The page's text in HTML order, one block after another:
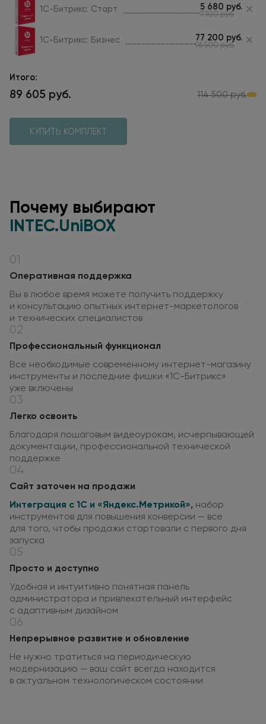
1С-Битрикс: Старт 5 680 руб.
7 100 руб.
1С-Битрикс: Бизнес 77 200 руб.
96 500 руб.
Итого:
89 605 руб. 114 500 руб.
КУПИТЬ КОМПЛЕКТ
Почему выбирают
INTEC.UniBOX
01
Оперативная поддержка
Вы в любое время можете получить поддержку
и консультацию опытных интернет-маркетологов
и технических специалистов
02
Профессиональный функционал
Все необходимые современному интернет-магазину
инструменты и последние фишки «1С-Битрикс»
уже включены
03
Легко освоить
Благодаря пошаговым видеоурокам, исчерпывающей
документации, профессиональной технической
поддержке
04
Сайт заточен на продажи
Интеграция с 1С и «Яндекс.Метрикой», набор
инструментов для повышения конверсии — все
для того, чтобы продажи стартовали с первого дня
запуска
05
Просто и доступно
Удобная и интуитивно понятная панель
администратора и привлекательный интерфейс
с адаптивным дизайном
06
Непрерывное развитие и обновление
Не нужно тратиться на периодическую
модернизацию — ваш сайт всегда находится
в актуальном технологическом состоянии